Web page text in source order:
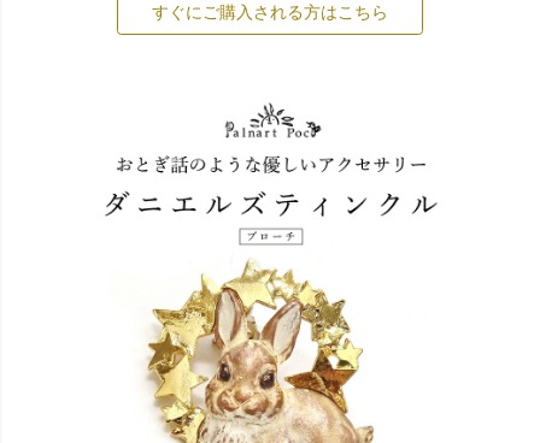
すぐにご購入される方はこちら